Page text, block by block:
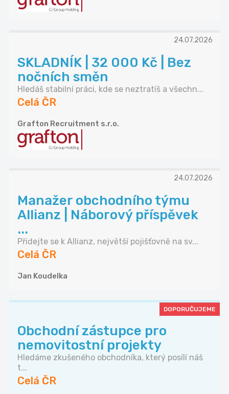
24.07.2026
SKLADNÍK | 32 000 Kč | Bez
nočních směn
Hledáš stabilní práci, kde se neztratíš a všechn...
Celá ČR
Grafton Recruitment s.r.o.
24.07.2026
Manažer obchodního týmu
Allianz | Náborový příspěvek
...
Přidejte se k Allianz, největší pojišťovně na sv...
Celá ČR
Jan Koudelka
DOPORUČUJEME
Obchodní zástupce pro
nemovitostní projekty
Hledáme zkušeného obchodníka, který posílí náš
t...
Celá ČR